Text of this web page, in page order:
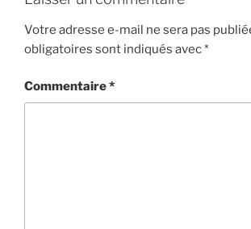
Votre adresse e-mail ne sera pas
obligatoires sont indiqués avec*
Commentaire*